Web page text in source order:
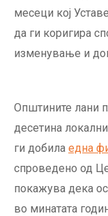
месеци кој
да ги коригира
изменување и
Општините лани
десетина
ги добила една
спроведено од
покажува дека
во минатата